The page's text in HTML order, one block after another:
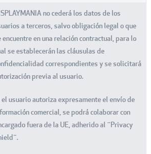
no cederá los datos de los
a terceros, salvo obligación legal o que
encuentre en una relación contractual, para lo
se establecerán las cláusulas de
correspondientes y se solicitará
previa al usuario.
el usuario autoriza expresamente el envío de
comercial, se podrá colaborar con
fuera de la UE, adherido al ¨Privacy